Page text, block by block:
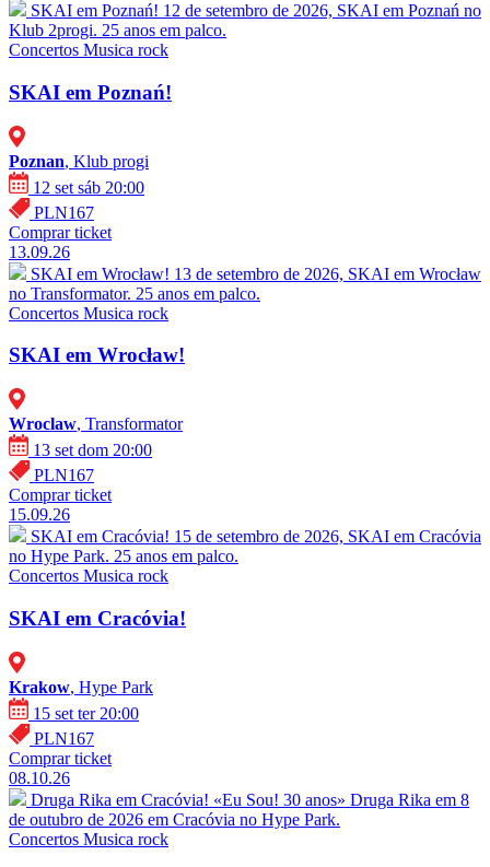
SKAI em Poznań! 12 de setembro de 2026, SKAI em Poznań no
Klub 2progi. 25 anos em palco.
Concertos Musica rock
SKAI em Poznań!
Poznan, Klub progi
12 set sáb 20:00
PLN167
Comprar ticket
13.09.26
SKAI em Wrocław! 13 de setembro de 2026, SKAI em Wrocław
no Transformator. 25 anos em palco.
Concertos Musica rock
SKAI em Wrocław!
Wroclaw, Transformator
13 set dom 20:00
PLN167
Comprar ticket
15.09.26
SKAI em Cracóvia! 15 de setembro de 2026, SKAI em Cracóvia
no Hype Park. 25 anos em palco.
Concertos Musica rock
SKAI em Cracóvia!
Krakow, Hype Park
15 set ter 20:00
PLN167
Comprar ticket
08.10.26
Druga Rika em Cracóvia! «Eu Sou! 30 anos» Druga Rika em 8
de outubro de 2026 em Cracóvia no Hype Park.
Concertos Musica rock